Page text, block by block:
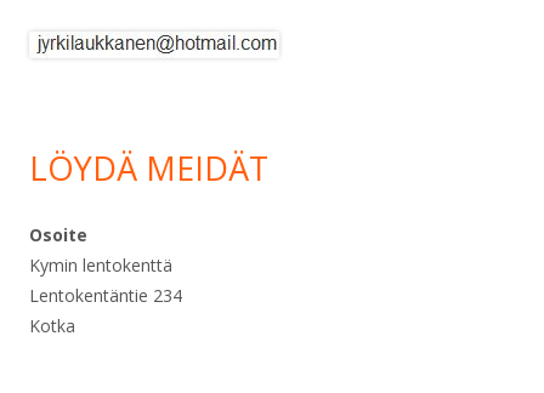
LÖYDÄ MEIDÄT
Osoite
Kymin lentokenttä
Lentokentäntie 234
Kotka